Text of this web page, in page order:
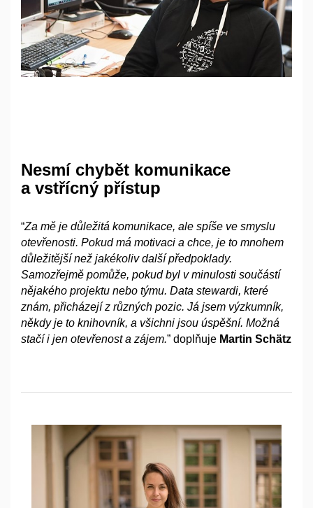
Nesmí chybět komunikace
a vstřícný přístup
“Za mě je důležitá komunikace, ale spíše ve smyslu
otevřenosti. Pokud má motivaci a chce, je to mnohem
důležitější než jakékoliv další předpoklady.
Samozřejmě pomůže, pokud byl v minulosti součástí
nějakého projektu nebo týmu. Data stewardi, které
znám, přicházejí z různých pozic. Já jsem výzkumník,
někdy je to knihovník, a všichni jsou úspěšní. Možná
stačí i jen otevřenost a zájem.” doplňuje Martin Schätz